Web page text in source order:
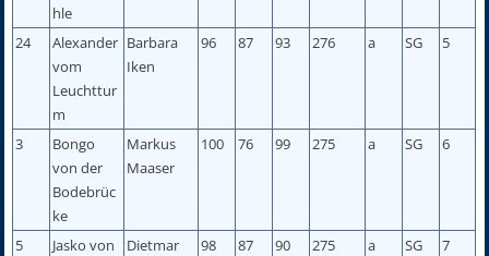
hle
24
Alexander
vom
Leuchttur
m
Barbara
Iken
96 87 93 276 a SG 5
3
Bongo
von der
Bodebrüc
ke
Markus
Maaser
100 76 99 275 a SG 6
5
Jasko von
Dietmar
98 87 90 275 a SG 7